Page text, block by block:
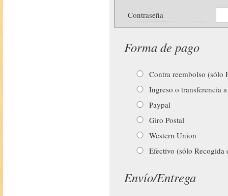
Contraseña
Forma de pago
Contra reembolso (sólo
Ingreso o transferencia
Paypal
Giro Postal
Western Union
Efectivo (sólo Recogida
Envío/Entrega